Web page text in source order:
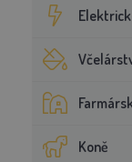
Koně